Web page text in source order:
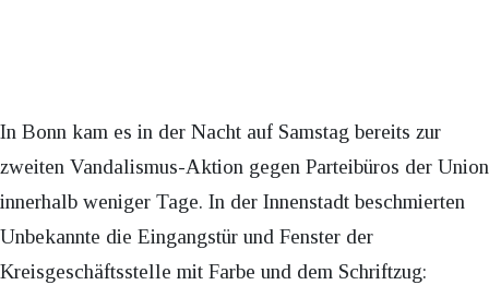
In Bonn kam es in der Nacht auf Samstag bereits zur
zweiten Vandalismus-Aktion gegen Parteibüros der Union
innerhalb weniger Tage. In der Innenstadt beschmierten
Unbekannte die Eingangstür und Fenster der
Kreisgeschäftsstelle mit Farbe und dem Schriftzug: